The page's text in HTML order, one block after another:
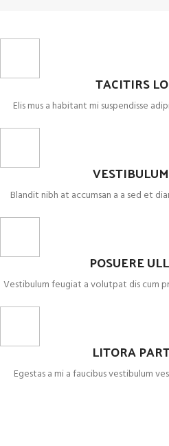
TACITIRS
Elis mus a habitant mi suspendisse
Blandit nibh at accumsan a a sed et
POSUERE
Vestibulum feugiat a volutpat dis cum
LITORA
Egestas a mi a faucibus vestibulum